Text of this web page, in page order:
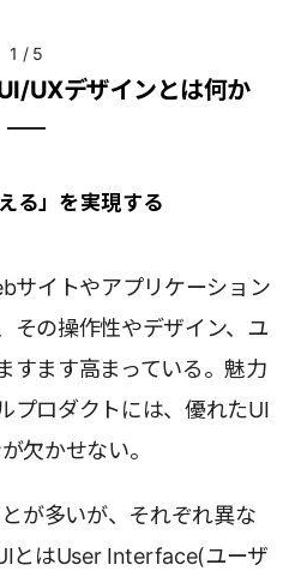
1 / 5
UXデザインとは何か
る」を実現する
サイトやアプリケーション
その操作性やデザイン、ユ
すます高まっている。魅力
プロダクトには、優れたUI
欠かせない。
が多いが、それぞれ異な
とはUser Interface(ユーザ